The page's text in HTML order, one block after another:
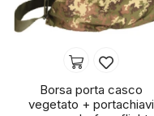
Borsa porta casco
vegetato + portachiavi